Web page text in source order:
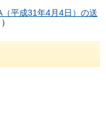
平成31年4月4日）の送